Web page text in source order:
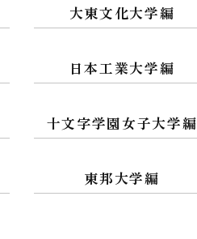
大東文化大学編
日本工業大学編
十文字学園女子大学編
東邦大学編